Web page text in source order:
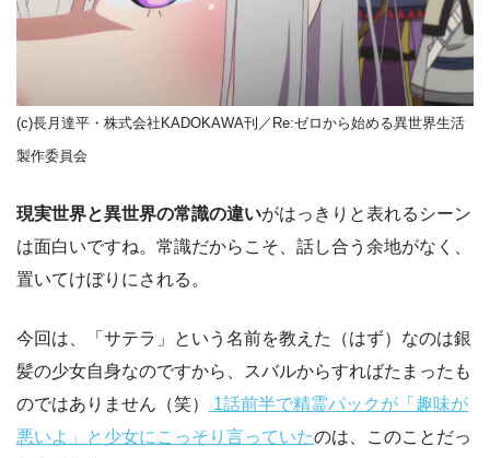
(c)長月達平・株式会社KADOKAWA刊／Re:ゼロから始める異世界生活
製作委員会
現実世界と異世界の常識の違いがはっきりと表れるシーン
は面白いですね。常識だからこそ、話し合う余地がなく、
置いてけぼりにされる。
今回は、「サテラ」という名前を教えた（はず）なのは銀
髪の少女自身なのですから、スバルからすればたまったも
のではありません（笑）
1話前半で精霊パックが「趣味が
悪いよ」と少女にこっそり言っていたのは、このことだっ